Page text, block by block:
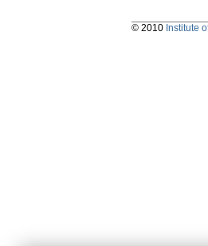
© 2010 Institute